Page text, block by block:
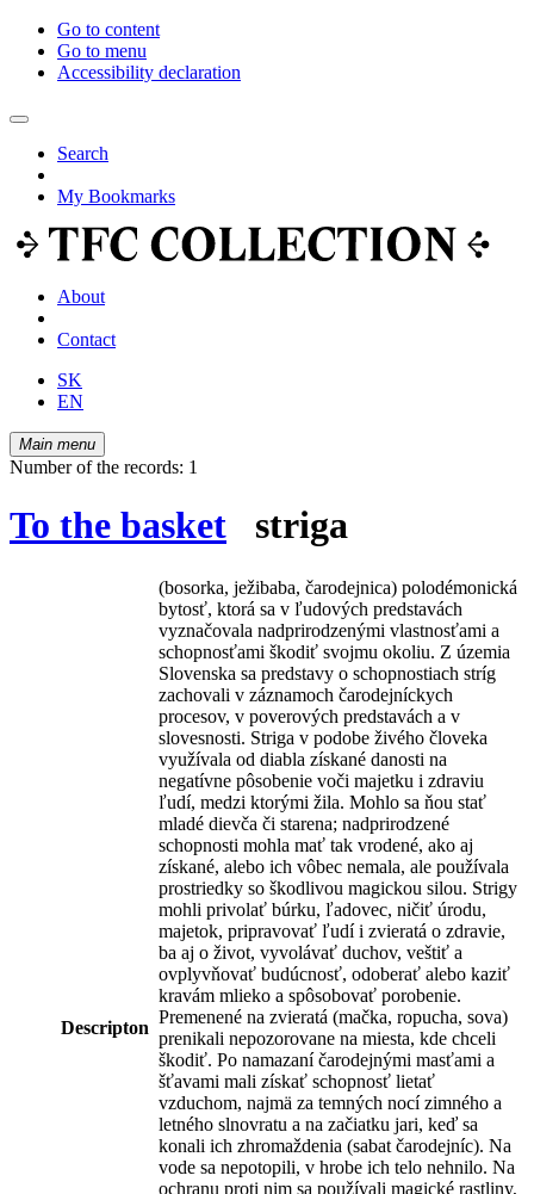
Go to content
Go to menu
Accessibility declaration
Search
My Bookmarks
About
Contact
SK
EN
Main menu
Number of the records: 1
To the basket striga
Descripton
(bosorka, ježibaba, čarodejnica) polodémonická
bytosť, ktorá sa v ľudových predstavách
vyznačovala nadprirodzenými vlastnosťami a
schopnosťami škodiť svojmu okoliu. Z územia
Slovenska sa predstavy o schopnostiach stríg
zachovali v záznamoch čarodejníckych
procesov, v poverových predstavách a v
slovesnosti. Striga v podobe živého človeka
využívala od diabla získané danosti na
negatívne pôsobenie voči majetku i zdraviu
ľudí, medzi ktorými žila. Mohlo sa ňou stať
mladé dievča či starena; nadprirodzené
schopnosti mohla mať tak vrodené, ako aj
získané, alebo ich vôbec nemala, ale používala
prostriedky so škodlivou magickou silou. Strigy
mohli privolať búrku, ľadovec, ničiť úrodu,
majetok, pripravovať ľudí i zvieratá o zdravie,
ba aj o život, vyvolávať duchov, veštiť a
ovplyvňovať budúcnosť, odoberať alebo kaziť
kravám mlieko a spôsobovať porobenie.
Premenené na zvieratá (mačka, ropucha, sova)
prenikali nepozorovane na miesta, kde chceli
škodiť. Po namazaní čarodejnými masťami a
šťavami mali získať schopnosť lietať
vzduchom, najmä za temných nocí zimného a
letného slnovratu a na začiatku jari, keď sa
konali ich zhromaždenia (sabat čarodejníc). Na
vode sa nepotopili, v hrobe ich telo nehnilo. Na
ochranu proti nim sa používali magické rastliny,